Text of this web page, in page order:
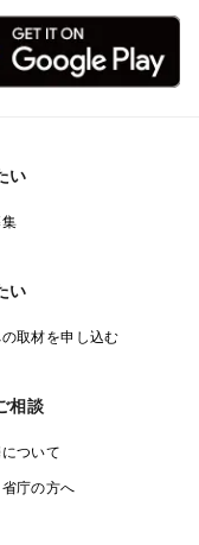
い
い
取材を申し込む
相談
ついて
庁の方へ